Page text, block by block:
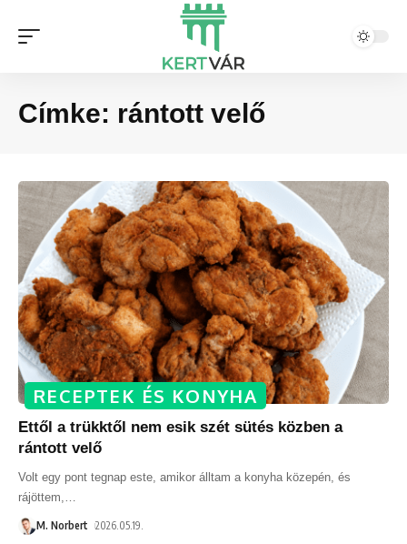
Címke: rántott velő
RECEPTEK ÉS KONYHA
Ettől a trükktől nem esik szét sütés közben a
rántott velő
Volt egy pont tegnap este, amikor álltam a konyha közepén, és
rájöttem,
M. Norbert 2026.05.19.